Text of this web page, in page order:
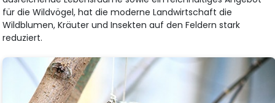
für die Wildvögel, hat die moderne Landwirtschaft die
Wildblumen, Kräuter und Insekten auf den Feldern stark
reduziert.